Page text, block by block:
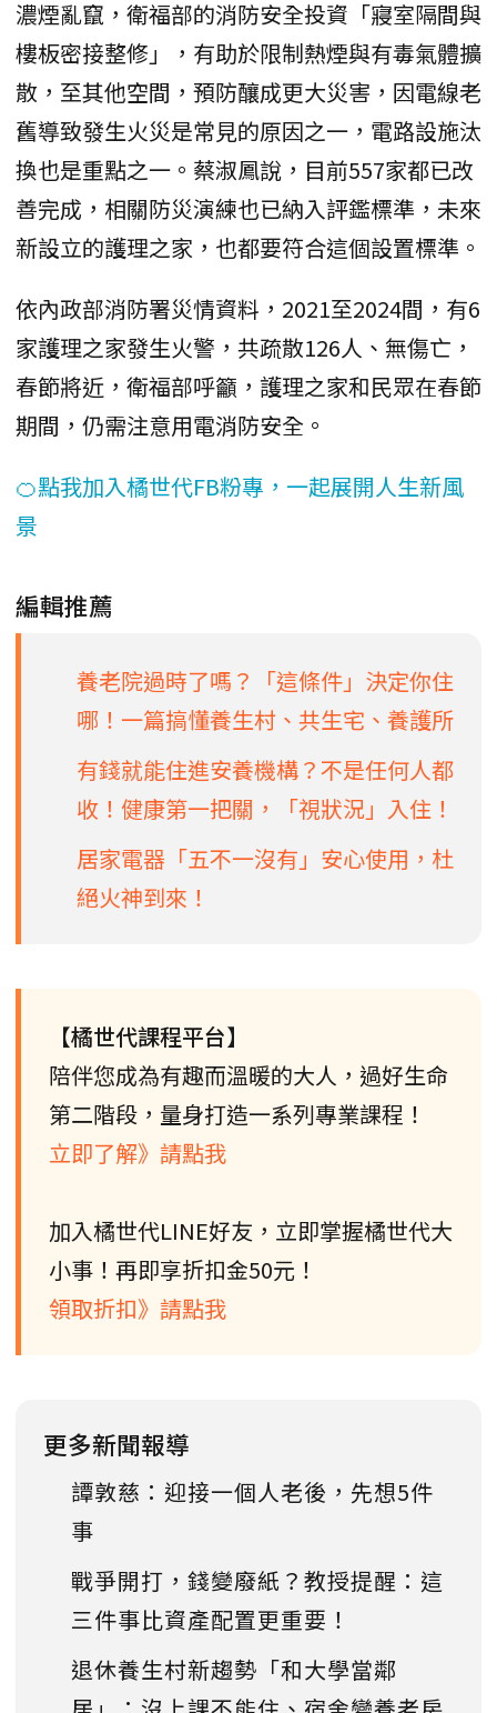
濃煙亂竄，衛福部的消防安全投資「寢室隔間與
樓板密接整修」，有助於限制熱煙與有毒氣體擴
散，至其他空間，預防釀成更大災害，因電線老
舊導致發生火災是常見的原因之一，電路設施汰
換也是重點之一。蔡淑鳳說，目前557家都已改
善完成，相關防災演練也已納入評鑑標準，未來
新設立的護理之家，也都要符合這個設置標準。
依內政部消防署災情資料，2021至2024間，有6
家護理之家發生火警，共疏散126人、無傷亡，
春節將近，衛福部呼籲，護理之家和民眾在春節
期間，仍需注意用電消防安全。
🍊點我加入橘世代FB粉專，一起展開人生新風
景
編輯推薦
養老院過時了嗎？「這條件」決定你住
哪！一篇搞懂養生村、共生宅、養護所
有錢就能住進安養機構？不是任何人都
收！健康第一把關，「視狀況」入住！
居家電器「五不一沒有」安心使用，杜
絕火神到來！
【橘世代課程平台】
陪伴您成為有趣而溫暖的大人，過好生命
第二階段，量身打造一系列專業課程！
立即了解》請點我
加入橘世代LINE好友，立即掌握橘世代大
小事！再即享折扣金50元！
領取折扣》請點我
更多新聞報導
譚敦慈：迎接一個人老後，先想5件
事
戰爭開打，錢變廢紙？教授提醒：這
三件事比資產配置更重要！
退休養生村新趨勢「和大學當鄰